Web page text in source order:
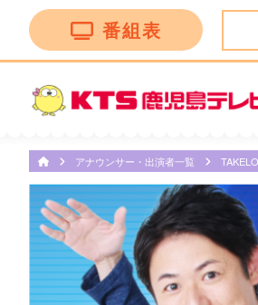
番組表
トークバラエティー”！ 18:30
アナウンサー・出演者一覧